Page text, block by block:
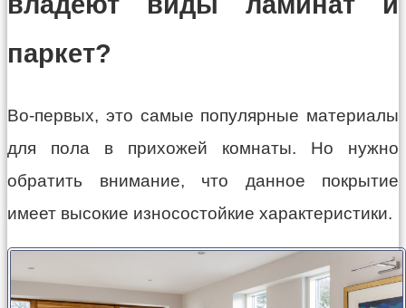
паркет?
Во-первых, это самые популярные материалы
для пола в прихожей комнаты. Но нужно
обратить внимание, что данное покрытие
имеет высокие износостойкие характеристики.